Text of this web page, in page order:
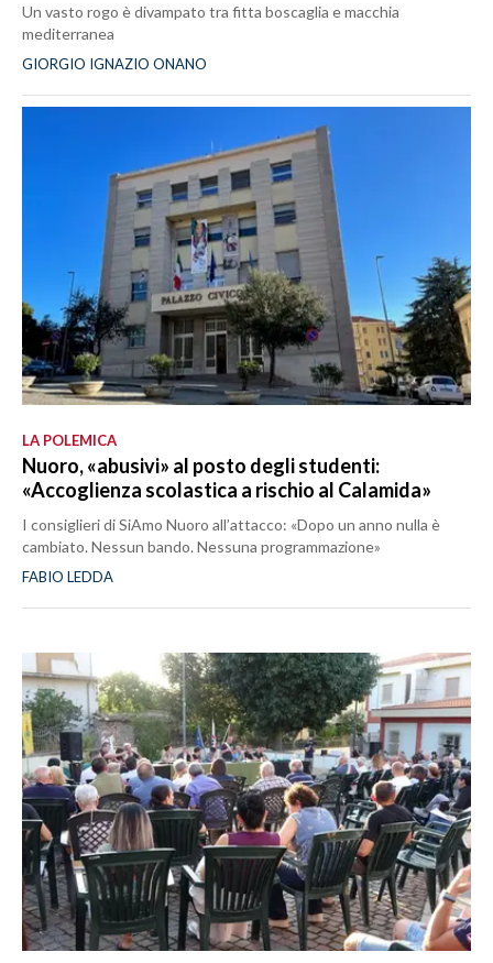
Un vasto rogo è divampato tra fitta boscaglia e macchia
mediterranea
GIORGIO IGNAZIO ONANO
LA POLEMICA
Nuoro, «abusivi» al posto degli studenti:
«Accoglienza scolastica a rischio al Calamida»
I consiglieri di SiAmo Nuoro all’attacco: «Dopo un anno nulla è
cambiato. Nessun bando. Nessuna programmazione»
FABIO LEDDA